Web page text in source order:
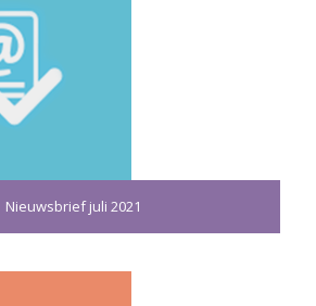
Nieuwsbrief juli 2021